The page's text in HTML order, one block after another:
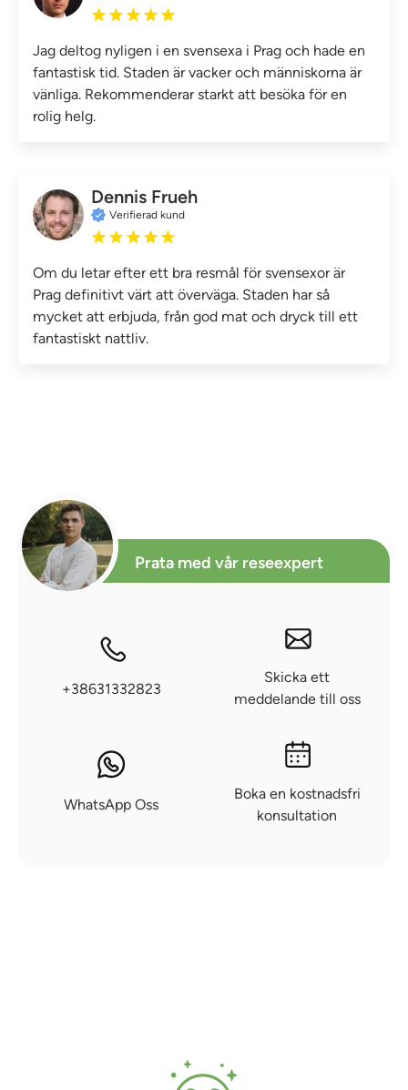
Jag deltog nyligen i en svensexa i Prag och hade en
fantastisk tid. Staden är vacker och människorna är
vänliga. Rekommenderar starkt att besöka för en
rolig helg.
Dennis Frueh
Verifierad kund
Om du letar efter ett bra resmål för svensexor är
Prag definitivt värt att överväga. Staden har så
mycket att erbjuda, från god mat och dryck till ett
fantastiskt nattliv.
Prata med vår reseexpert
+38631332823
Skicka ett
meddelande till oss
WhatsApp Oss
Boka en kostnadsfri
konsultation